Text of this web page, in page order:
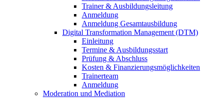
Trainer & Ausbildungsleitung
Anmeldung
Anmeldung Gesamtausbildung
Digital Transformation Management (DTM)
Einleitung
Termine & Ausbildungsstart
Prüfung & Abschluss
Kosten & Finanzierungsmöglichkeiten
Trainerteam
Anmeldung
Moderation und Mediation